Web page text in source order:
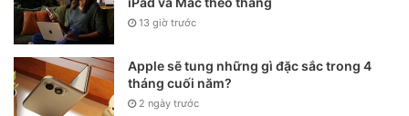
13 giờ trước
Apple sẽ tung những gì đặc sắc trong 4
tháng cuối năm?
2 ngày trước